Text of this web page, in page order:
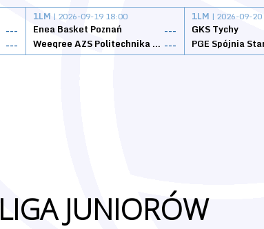
---
---
1LM | 2026-09-19 18:00
Enea Basket Poznań
---
Weegree AZS Politechnika Opolska ---
1LM | 2026-09-
GKS Tychy
PGE Spójnia
LIGA JUNIORÓW